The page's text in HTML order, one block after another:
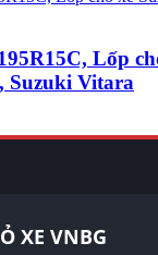
Lốp
Suzuki Vitara
XE VNBG